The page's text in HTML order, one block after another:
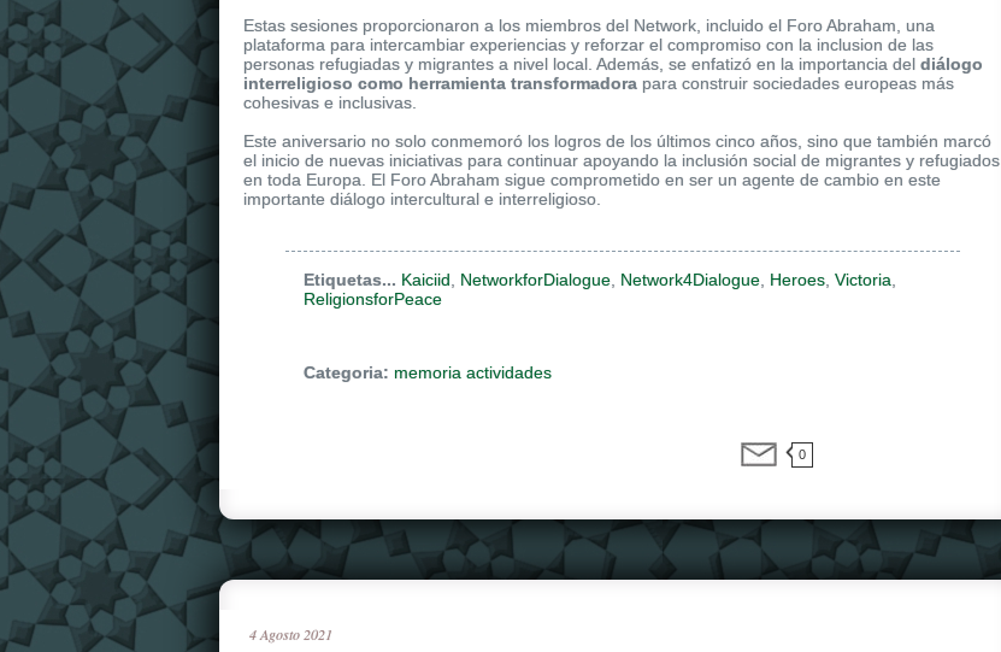
Estas sesiones proporcionaron a los miembros del Network, incluido el Foro Abraham, una
plataforma para intercambiar experiencias y reforzar el compromiso con la inclusion de las
personas refugiadas y migrantes a nivel local. Además, se enfatizó en la importancia del diálogo
interreligioso como herramienta transformadora para construir sociedades europeas más
cohesivas e inclusivas.
Este aniversario no solo conmemoró los logros de los últimos cinco años, sino que también marcó
el inicio de nuevas iniciativas para continuar apoyando la inclusión social de migrantes y refugiados
en toda Europa. El Foro Abraham sigue comprometido en ser un agente de cambio en este
importante diálogo intercultural e interreligioso.
Etiquetas... Kaiciid NetworkforDialogue Network4Dialogue Heroes Victoria
ReligionsforPeace
Categoria: memoria actividades
0
4Agosto 2021